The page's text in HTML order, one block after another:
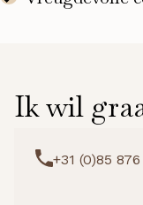
Ik wil
+31 (0)85